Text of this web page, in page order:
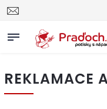
REKLAMACE